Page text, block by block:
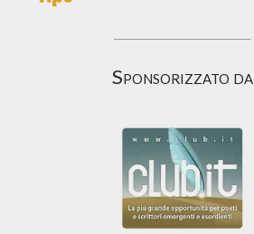
Sponsorizzato da